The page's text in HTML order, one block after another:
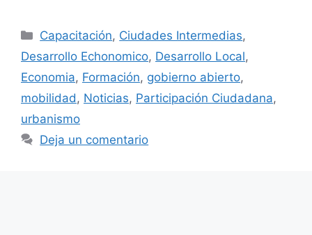
Categorías
Capacitación, Ciudades Intermedias,
Desarrollo Echonomico, Desarrollo Local,
Economia, Formación, gobierno abierto,
mobilidad , Noticias, Participación Ciudadana,
urbanismo
Deja un comentario